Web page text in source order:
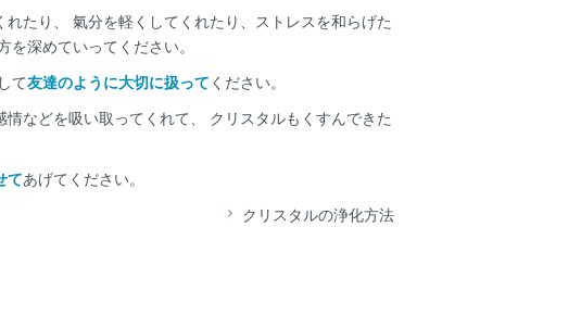
たり、 氣分を軽くしてくれたり、ストレスを和らげた
深めていってください。
て友達のように大切に扱って ください。
などを吸い取ってくれて、 クリスタルもくすんできた
てあげてください。
クリスタルの浄化方法